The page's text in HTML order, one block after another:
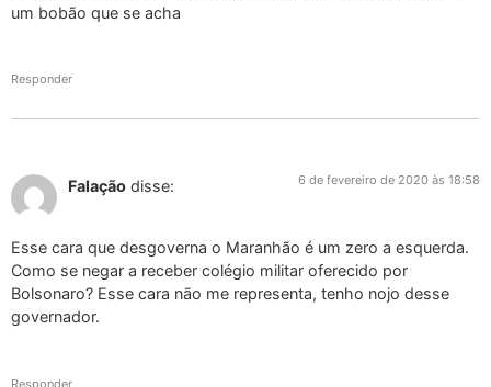
um bobão que se acha
Responder
Falação disse: 6 de fevereiro de 2020 às 18:58
Esse cara que desgoverna o Maranhão é um zero a esquerda.
Como se negar a receber colégio militar oferecido por
Bolsonaro? Esse cara não me representa, tenho nojo desse
governador.
Responder